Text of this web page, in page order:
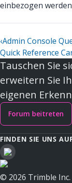
einbezogen
‹Admin Console
Quick Reference
Tauschen Sie
erweitern Sie
eigenen
Forum beitreten
FINDEN SIE UNS
© 2026 Trimble Inc.